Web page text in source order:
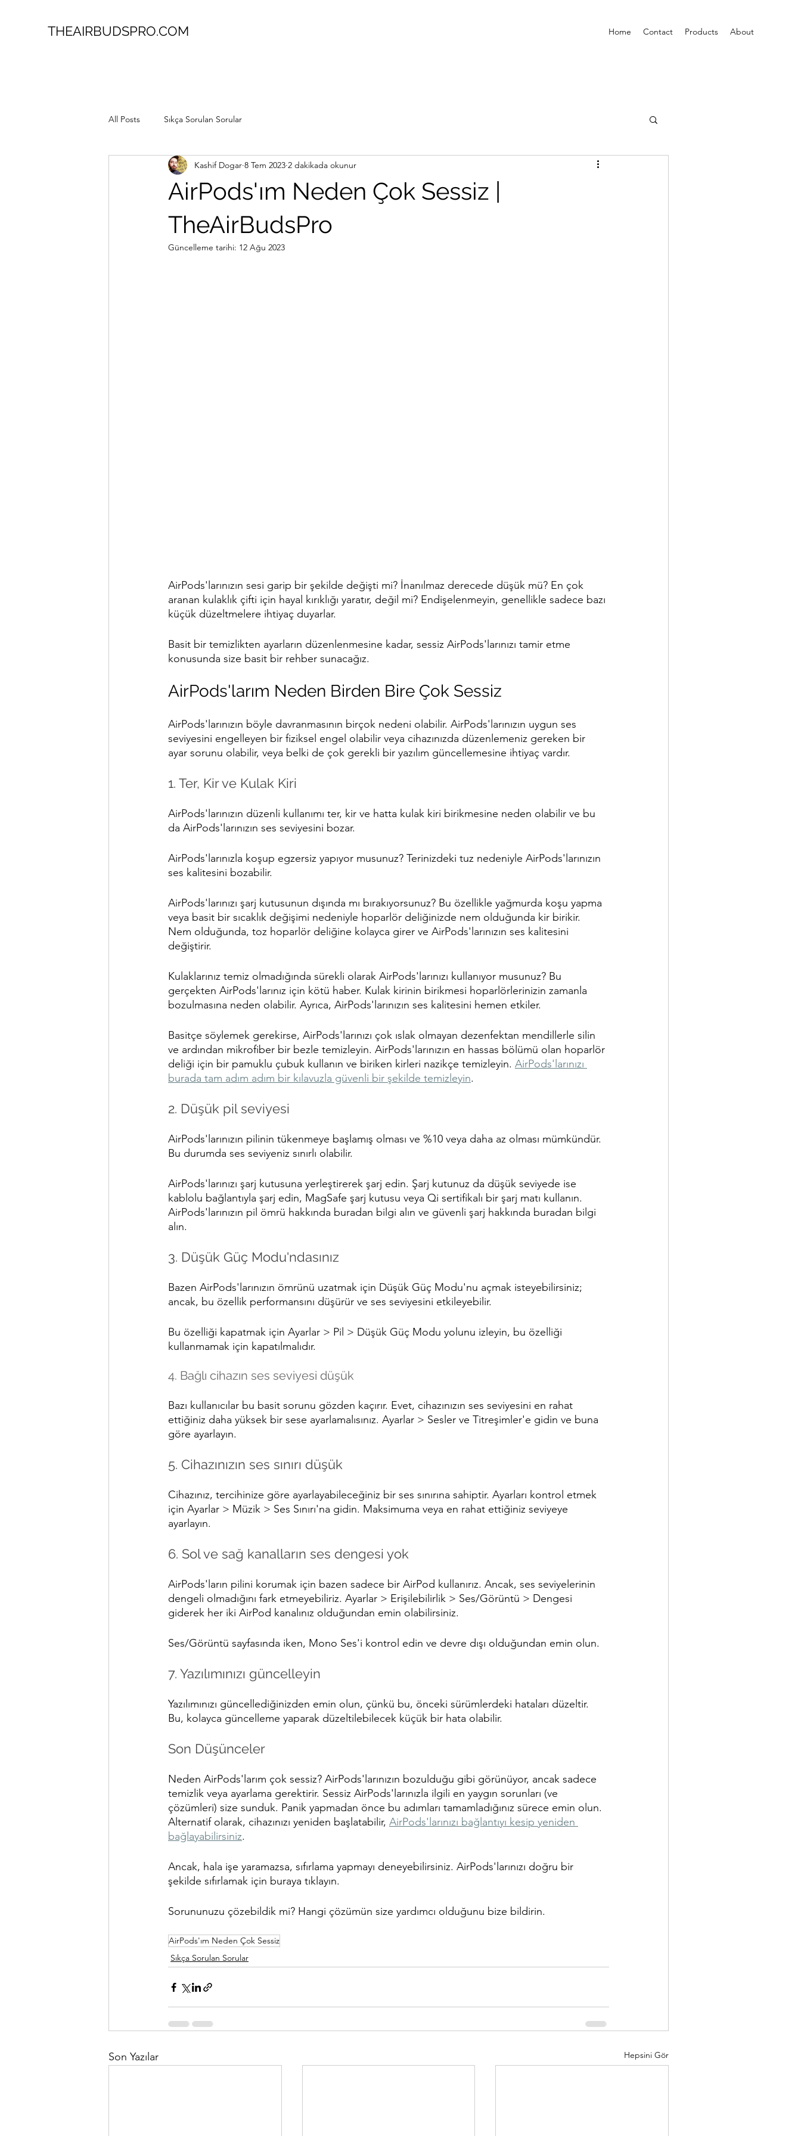
THEAIRBUDSPRO.COM Home Contact Products About
All Posts Sıkça Sorulan Sorular
AirPods'ım Neden Çok Sessiz |
TheAirBudsPro
Kashif Dogar 8 Tem 2023 2 dakikada okunur
Güncelleme tarihi: 12 Ağu 2023
AirPods'larınızın sesi garip bir şekilde değişti mi? İnanılmaz derecede düşük mü? En çok
aranan kulaklık çifti için hayal kırıklığı yaratır, değil mi? Endişelenmeyin, genellikle sadece bazı
küçük düzeltmelere ihtiyaç duyarlar.
Basit bir temizlikten ayarların düzenlenmesine kadar, sessiz AirPods'larınızı tamir etme
konusunda size basit bir rehber sunacağız.
AirPods'larım Neden Birden Bire Çok Sessiz
AirPods'larınızın böyle davranmasının birçok nedeni olabilir. AirPods'larınızın uygun ses
seviyesini engelleyen bir fiziksel engel olabilir veya cihazınızda düzenlemeniz gereken bir
ayar sorunu olabilir, veya belki de çok gerekli bir yazılım güncellemesine ihtiyaç vardır.
1. Ter, Kir ve Kulak Kiri
AirPods'larınızın düzenli kullanımı ter, kir ve hatta kulak kiri birikmesine neden olabilir ve bu
da AirPods'larınızın ses seviyesini bozar.
AirPods'larınızla koşup egzersiz yapıyor musunuz? Terinizdeki tuz nedeniyle AirPods'larınızın
ses kalitesini bozabilir.
AirPods'larınızı şarj kutusunun dışında mı bırakıyorsunuz? Bu özellikle yağmurda koşu yapma
veya basit bir sıcaklık değişimi nedeniyle hoparlör deliğinizde nem olduğunda kir birikir.
Nem olduğunda, toz hoparlör deliğine kolayca girer ve AirPods'larınızın ses kalitesini
değiştirir.
Kulaklarınız temiz olmadığında sürekli olarak AirPods'larınızı kullanıyor musunuz? Bu
gerçekten AirPods'larınız için kötü haber. Kulak kirinin birikmesi hoparlörlerinizin zamanla
bozulmasına neden olabilir. Ayrıca, AirPods'larınızın ses kalitesini hemen etkiler.
Basitçe söylemek gerekirse, AirPods'larınızı çok ıslak olmayan dezenfektan mendillerle silin
ve ardından mikrofiber bir bezle temizleyin. AirPods'larınızın en hassas bölümü olan hoparlör
deliği için bir pamuklu çubuk kullanın ve biriken kirleri nazikçe temizleyin. AirPods'larınızı
burada tam adım adım bir kılavuzla güvenli bir şekilde temizleyin.
2. Düşük pil seviyesi
AirPods'larınızın pilinin tükenmeye başlamış olması ve %10 veya daha az olması mümkündür.
Bu durumda ses seviyeniz sınırlı olabilir.
AirPods'larınızı şarj kutusuna yerleştirerek şarj edin. Şarj kutunuz da düşük seviyede ise
kablolu bağlantıyla şarj edin, MagSafe şarj kutusu veya Qi sertifikalı bir şarj matı kullanın.
AirPods'larınızın pil ömrü hakkında buradan bilgi alın ve güvenli şarj hakkında buradan bilgi
alın.
3. Düşük Güç Modu'ndasınız
Bazen AirPods'larınızın ömrünü uzatmak için Düşük Güç Modu'nu açmak isteyebilirsiniz;
ancak, bu özellik performansını düşürür ve ses seviyesini etkileyebilir.
Bu özelliği kapatmak için Ayarlar > Pil > Düşük Güç Modu yolunu izleyin, bu özelliği
kullanmamak için kapatılmalıdır.
4. Bağlı cihazın ses seviyesi düşük
Bazı kullanıcılar bu basit sorunu gözden kaçırır. Evet, cihazınızın ses seviyesini en rahat
ettiğiniz daha yüksek bir sese ayarlamalısınız. Ayarlar > Sesler ve Titreşimler'e gidin ve buna
göre ayarlayın.
5. Cihazınızın ses sınırı düşük
Cihazınız, tercihinize göre ayarlayabileceğiniz bir ses sınırına sahiptir. Ayarları kontrol etmek
için Ayarlar > Müzik > Ses Sınırı'na gidin. Maksimuma veya en rahat ettiğiniz seviyeye
ayarlayın.
6. Sol ve sağ kanalların ses dengesi yok
AirPods'ların pilini korumak için bazen sadece bir AirPod kullanırız. Ancak, ses seviyelerinin
dengeli olmadığını fark etmeyebiliriz. Ayarlar > Erişilebilirlik > Ses/Görüntü > Dengesi
giderek her iki AirPod kanalınız olduğundan emin olabilirsiniz.
Ses/Görüntü sayfasında iken, Mono Ses'i kontrol edin ve devre dışı olduğundan emin olun.
7. Yazılımınızı güncelleyin
Yazılımınızı güncellediğinizden emin olun, çünkü bu, önceki sürümlerdeki hataları düzeltir.
Bu, kolayca güncelleme yaparak düzeltilebilecek küçük bir hata olabilir.
Son Düşünceler
Neden AirPods'larım çok sessiz? AirPods'larınızın bozulduğu gibi görünüyor, ancak sadece
temizlik veya ayarlama gerektirir. Sessiz AirPods'larınızla ilgili en yaygın sorunları (ve
çözümleri) size sunduk. Panik yapmadan önce bu adımları tamamladığınız sürece emin olun.
Alternatif olarak, cihazınızı yeniden başlatabilir, AirPods'larınızı bağlantıyı kesip yeniden
bağlayabilirsiniz.
Ancak, hala işe yaramazsa, sıfırlama yapmayı deneyebilirsiniz. AirPods'larınızı doğru bir
şekilde sıfırlamak için buraya tıklayın.
Sorununuzu çözebildik mi? Hangi çözümün size yardımcı olduğunu bize bildirin.
AirPods'ım Neden Çok Sessiz
Sıkça Sorulan Sorular
Son Yazılar Hepsini Gör